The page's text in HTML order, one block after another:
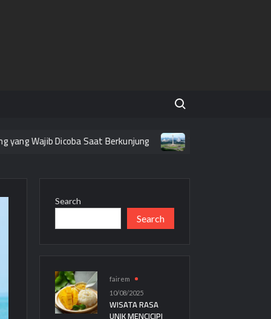
Search for:
Dicoba Saat Berkunjung Tempat Wisata Gratis yang
Search
Search
fairem
10/08/2025
WISATA RASA
UNIK MENCICIPI